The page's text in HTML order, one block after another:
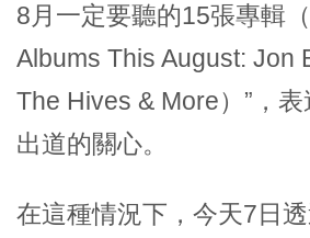
8月一定要聽的15張專輯
Albums This August: Jon
The Hives & More）”，
出道的關心。
在這種情況下，今天7日